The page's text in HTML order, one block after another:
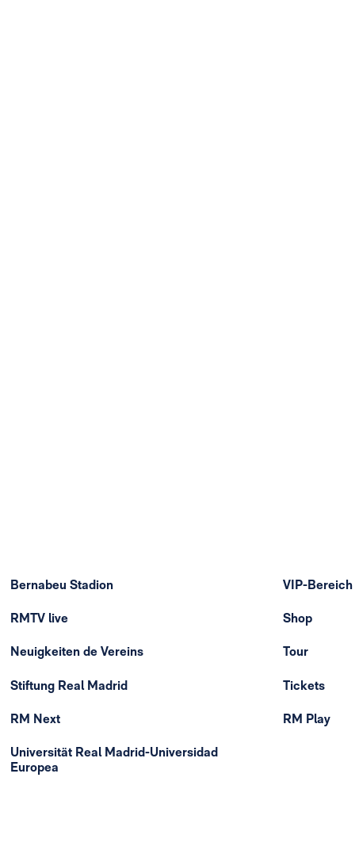
Bernabeu Stadion
RMTV live
Neuigkeiten de Vereins
Stiftung Real Madrid
RM Next
Universität Real Madrid-Universidad
Europea
VIP-Bereich
Shop
Tour
Tickets
RM Play